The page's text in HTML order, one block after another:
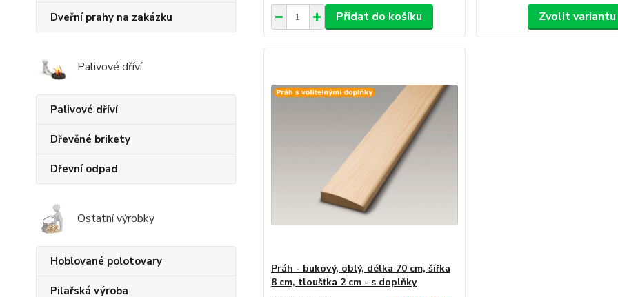
Dveřní prahy na zakázku
Palivové dříví
Palivové dříví
Dřevěné brikety
Dřevní odpad
Ostatní výrobky
Hoblované polotovary
Pilařská výroba
Přidat do košíku Zvolit variantu
Práh - bukový, oblý, délka 70 cm, šířka
8 cm, tloušťka 2 cm - s doplňky